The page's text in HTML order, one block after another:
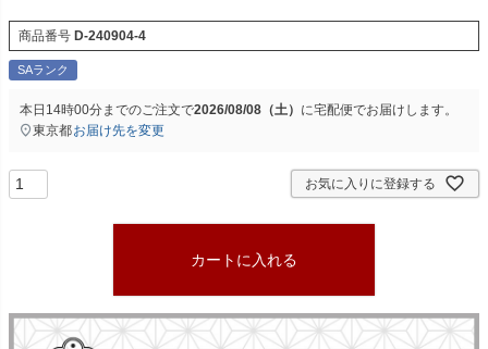
商品番号 D-240904-4
SAランク
本日 14時00分までのご注文で2026/08/08（土） に宅配便でお届けします。
東京都お届け先を変更
お気に入りに登録する
カートに入れる